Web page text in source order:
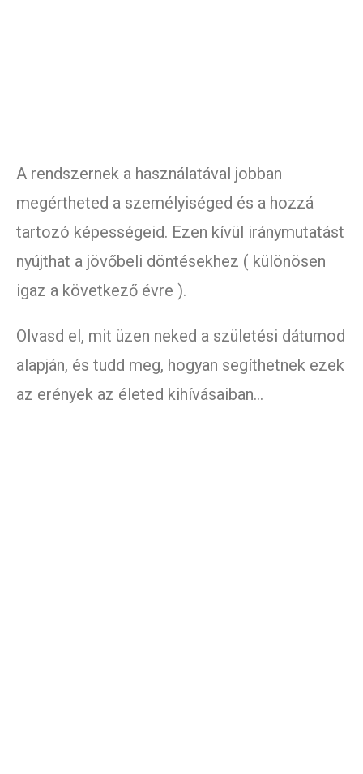
A rendszernek a használatával jobban
megértheted a személyiséged és a hozzá
tartozó képességeid. Ezen kívül iránymutatást
nyújthat a jövőbeli döntésekhez ( különösen
igaz a következő évre ).
Olvasd el, mit üzen neked a születési dátumod
alapján, és tudd meg, hogyan segíthetnek ezek
az erények az életed kihívásaiban…